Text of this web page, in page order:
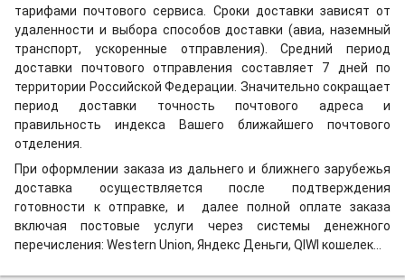
тарифами почтового сервиса. Сроки доставки зависят от
удаленности и выбора способов доставки (авиа, наземный
транспорт, ускоренные отправления). Средний период
доставки почтового отправления составляет 7 дней по
территории Российской Федерации. Значительно сокращает
период доставки точность почтового адреса и
правильность индекса Вашего ближайшего почтового
отделения.
При оформлении заказа из дальнего и ближнего зарубежья
доставка осуществляется после подтверждения
готовности к отправке, и далее полной оплате заказа
включая постовые услуги через системы денежного
перечисления: Western Union, Яндекс Деньги, QIWI кошелек...